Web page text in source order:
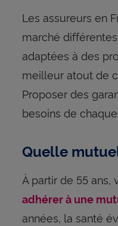
Les assureurs en
marché différentes
adaptées à des
meilleur atout de
Proposer des
besoins de
Quelle
À partir de 55 ans,
adhérer à une
années, la santé